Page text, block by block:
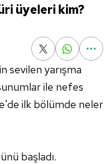
üyeleri kim?
sevilen yarışma
ile nefes
ilk bölümde neler
başladı.